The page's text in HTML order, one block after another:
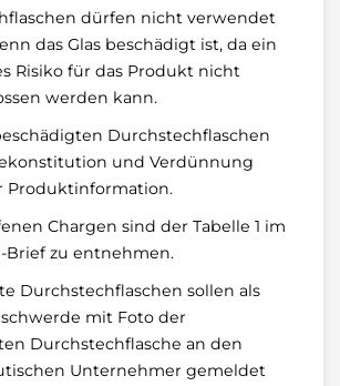
dürfen nicht verwendet
das Glas beschädigt ist, da ein
Risiko für das Produkt nicht
werden kann.
Durchstechflaschen
und Verdünnung
Produktinformation.
Chargen sind der Tabelle 1 im
Brief zu entnehmen.
Durchstechflaschen sollen als
mit Foto der
Durchstechflasche an den
Unternehmer gemeldet